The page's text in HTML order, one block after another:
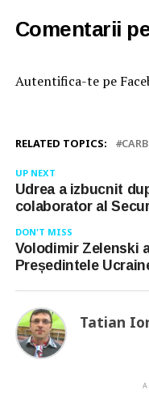
Comentarii
Autentifica-te pe
RELATED TOPICS:
UP NEXT
Udrea a izbucnit
colaborator al
DON'T MISS
Volodimir Zelenski
Președintele
Tatian